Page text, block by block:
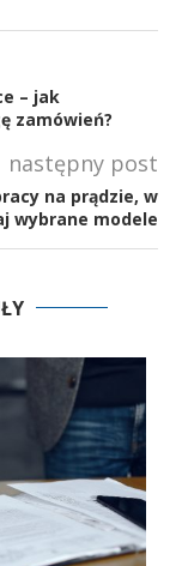
– jak
zamówień?
następny post
na prądzie, w
wybrane modele